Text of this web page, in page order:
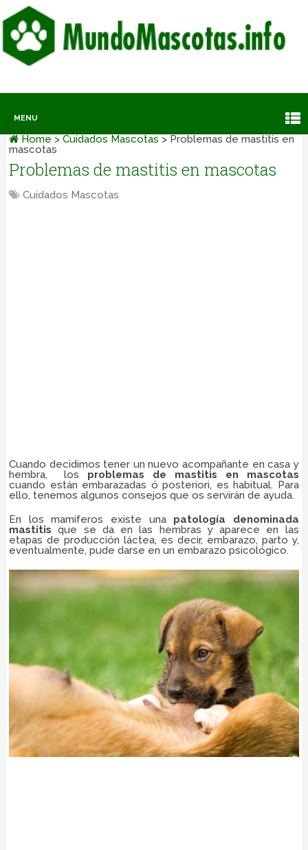
MENU
Home >Cuidados Mascotas > Problemas de mastitis en
mascotas
Problemas de mastitis en mascotas
Cuidados Mascotas
Cuando decidimos tener un nuevo acompañante en casa y
hembra, los problemas de mastitis en mascotas
cuando están embarazadas ó posteriori, es habitual. Para
ello, tenemos algunos consejos que os servirán de ayuda.
En los mamíferos existe una patología denominada
mastitis que se da en las hembras y aparece en las
etapas de producción láctea, es decir, embarazo, parto y,
eventualmente, pude darse en un embarazo psicológico.